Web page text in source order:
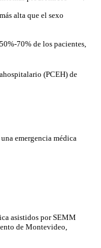
alta que el sexo
70% de los pacientes,
(PCEH) de
emergencia médica
asistidos por SEMM
de Montevideo,